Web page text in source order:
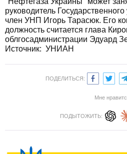
руководитель
член УНП Игорь Тарасюк. Его
должность считается глава
облгосадминистрации Эдуард
Источник: УНИАН
ПОДЕЛИТЬСЯ:
Мне
ПОДЫТОЖИТЬ: